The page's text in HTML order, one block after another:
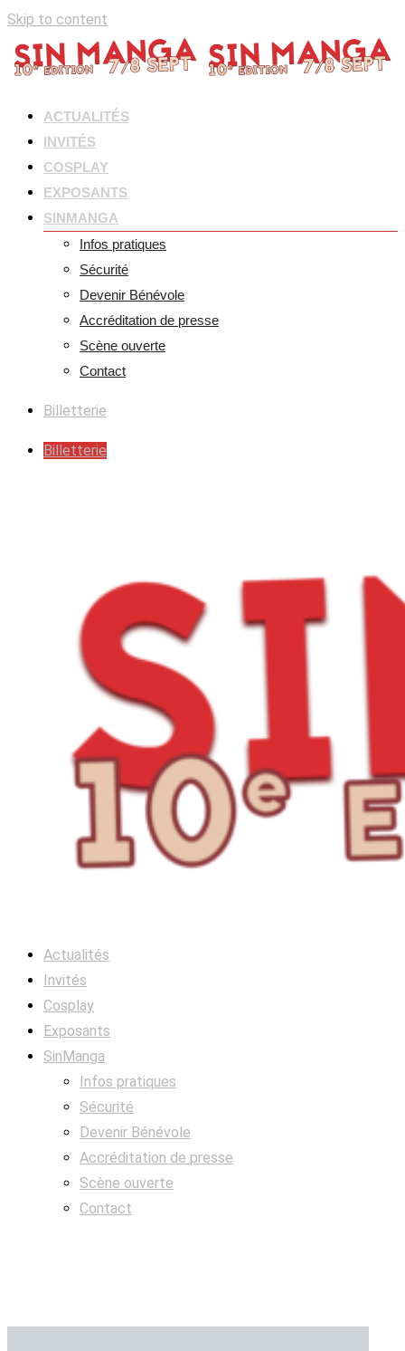
Skip to content
ACTUALITÉS
INVITÉS
COSPLAY
EXPOSANTS
SINMANGA
Infos pratiques
Sécurité
Devenir Bénévole
Accréditation de presse
Scène ouverte
Contact
Billetterie
Billetterie
Actualités
Invités
Cosplay
Exposants
SinManga
Infos pratiques
Sécurité
Devenir Bénévole
Accréditation de presse
Scène ouverte
Contact